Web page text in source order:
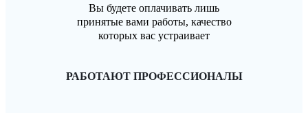
Вы будете оплачивать лишь
принятые вами работы, качество
которых вас устраивает
РАБОТАЮТ ПРОФЕССИОНАЛЫ